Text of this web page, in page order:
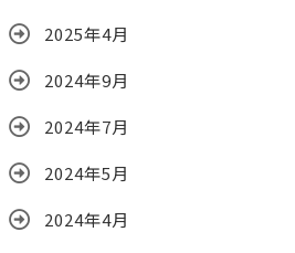
2025年4月
2024年9月
2024年7月
2024年5月
2024年4月